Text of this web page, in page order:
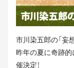
市川染五郎の「妄
昨年の夏に奇跡的
催決定！